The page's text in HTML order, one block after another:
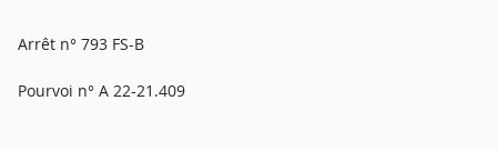
Arrêt n° 793 FS-B
Pourvoi n° A 22-21.409